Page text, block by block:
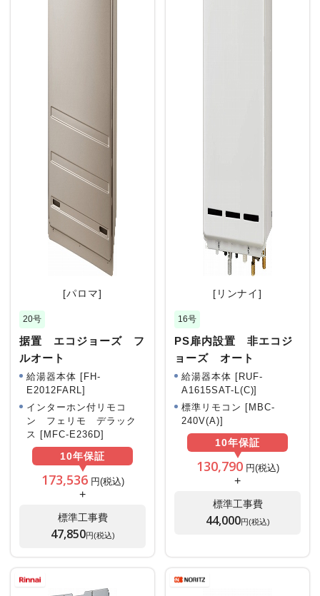
[パロマ]
20号
据置 エコジョーズ フ
ルオート
給湯器本体 [FH-
E2012FARL]
インターホン付リモコ
ン フェリモ デラック
ス [MFC-E236D]
10年保証
173,536円(税込)
+
標準工事費
47,850円(税込)
[リンナイ]
16号
PS扉内設置 非エコジ
ョーズ オート
給湯器本体 [RUF-
A1615SAT-L(C)]
標準リモコン [MBC-
240V(A)]
10年保証
130,790円(税込)
+
標準工事費
44,000円(税込)